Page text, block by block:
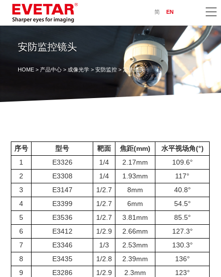
简 EN
安防监控镜头
HOME> 产品中心> 成像光学> 安防监控> 定焦镜头
序号 型号 靶面 焦距(mm)
水平视场角(°)
1
E3326 1/4 2.17mm
109.6°
2
E3308 1/4 1.93mm
117°
3
E3147 1/2.7 8mm
40.8°
4
E3399 1/2.7 6mm
54.5°
5
E3536 1/2.7 3.81mm
85.5°
6
E3412 1/2.9 2.66mm
127.3°
7
E3346 1/3 2.53mm
130.3°
8
E3435 1/2.8 2.39mm
136°
9
E3286 1/2.9 2.3mm
123°